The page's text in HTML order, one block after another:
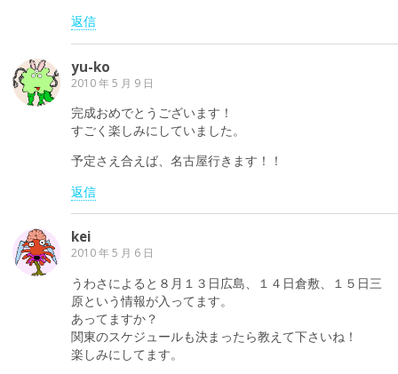
返信
yu-ko
2010 年 5 月 9 日
完成おめでとうございます！
すごく楽しみにしていました。
予定さえ合えば、名古屋行きます！！
返信
kei
2010 年 5 月 6 日
うわさによると８月１３日広島、１４日倉敷、１５日三
原という情報が入ってます。
あってますか？
関東のスケジュールも決まったら教えて下さいね！
楽しみにしてます。